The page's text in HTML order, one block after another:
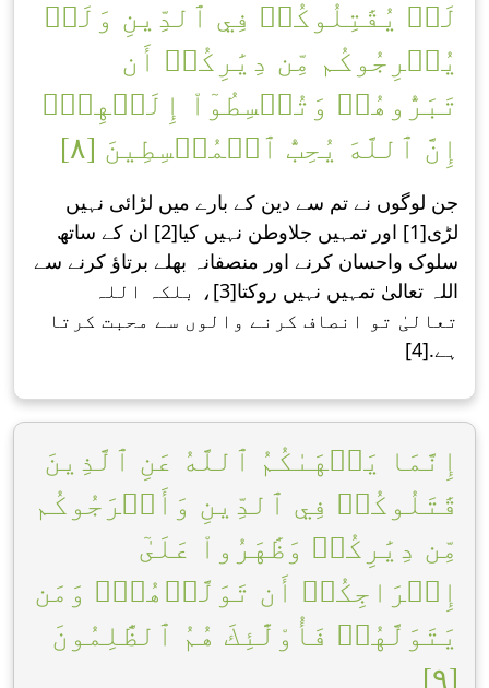
لَمۡ يُقَٰتِلُوكُمۡ فِي ٱلدِّينِ وَلَمۡ
يُخۡرِجُوكُم مِّن دِيَٰرِكُمۡ أَن
تَبَرُّوهُمۡ وَتُقۡسِطُوٓاْ إِلَيۡهِمۡۚ
إِنَّ ٱللَّهَ يُحِبُّ ٱلۡمُقۡسِطِينَ [٨]
جن لوگوں نے تم سے دین کے بارے میں لڑائی نہیں
لڑی[1] اور تمہیں جلاوطن نہیں کیا[2] ان کے ساتھ
سلوک واحسان کرنے اور منصفانہ بھلے برتاؤ کرنے سے
اللہ تعالیٰ تمہیں نہیں روکتا[3]، بلکہ اللہ
تعالیٰ تو انصاف کرنے والوں سے محبت کرتا
ہے.[4]
إِنَّمَا يَنۡهَىٰكُمُ ٱللَّهُ عَنِ ٱلَّذِينَ
قَٰتَلُوكُمۡ فِي ٱلدِّينِ وَأَخۡرَجُوكُم
مِّن دِيَٰرِكُمۡ وَظَٰهَرُواْ عَلَىٰٓ
إِخۡرَاجِكُمۡ أَن تَوَلَّوۡهُمۡۚ وَمَن
يَتَوَلَّهُمۡ فَأُوْلَٰٓئِكَ هُمُ ٱلظَّٰلِمُونَ
[٩]